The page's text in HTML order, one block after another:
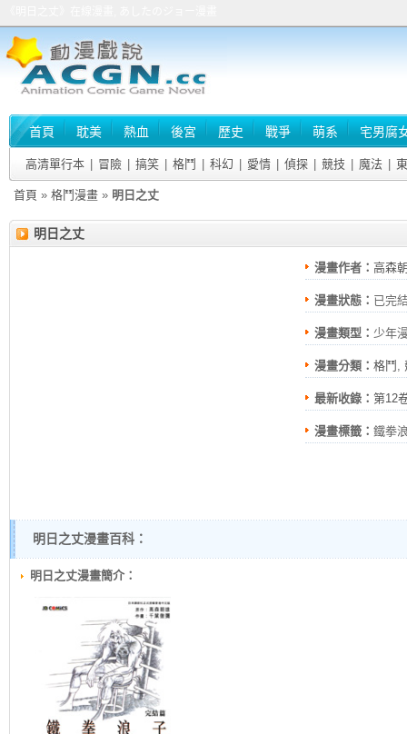
首頁 耽美 熱血 後宮 歷史 戰爭 萌系 宅男腐
高清單行本 冒險 搞笑 格鬥 科幻 愛情 偵探 競技 魔法
首頁 » 格鬥漫畫 » 明日之丈
明日之丈
漫畫作者： 高森
漫畫狀態： 已完
漫畫類型： 少年
漫畫分類： 格鬥 ,
最新收錄： 第12
漫畫標籤： 鐵拳
明日之丈漫畫百科：
明日之丈漫畫簡介：